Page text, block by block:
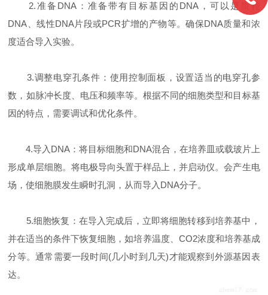
2.准备DNA：准备带有目标基因的DNA，可以是质粒
DNA、线性DNA片段或PCR扩增的产物等。确保DNA质量和浓
度适合导入实验。
3.调整电穿孔条件：使用控制面板，设置适当的电穿孔参
数，如脉冲长度、电压和频率等。根据不同的细胞类型和目标基
因的特点，需要调试和优化条件。
4.导入DNA：将目标细胞和DNA混合，在培养皿或载玻片上
形成单层细胞。将电极导向头置于样品上，并启动仪。会产生电
场，使细胞膜发生瞬时孔洞，从而导入DNA分子。
5.细胞恢复：在导入完成后，立即将细胞转移到培养基中，
并在适当的条件下恢复细胞，如培养温度、CO2浓度和培养基成
分等。通常需要一段时间(几小时到几天)才能观察到外源基因表
达。